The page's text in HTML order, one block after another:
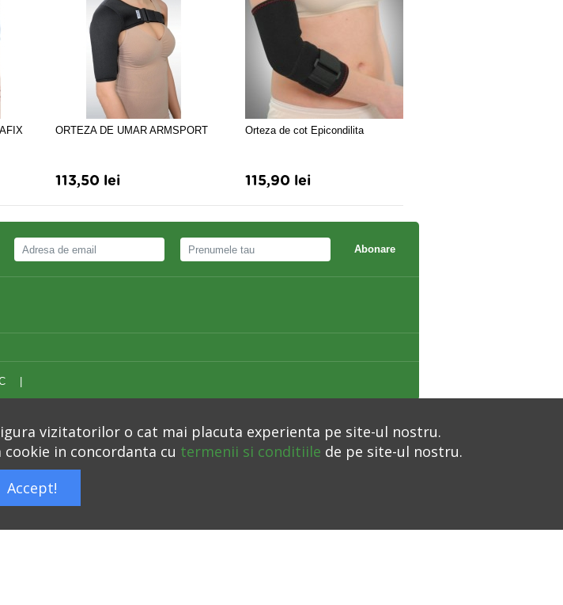
ORTEZA DE UMAR ARMSPORT
113,50 lei
Orteza de cot Epicondilita
115,90 lei
Abonare
Protectia Consumatorilor –
vizitatorilor o cat mai placuta experienta pe site-ul nostru.
in concordanta cu termenii si conditiile de pe site-ul nostru.
Accept!